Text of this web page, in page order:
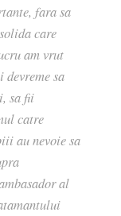
fara sa
care
am vrut
sa
sa fii
catre
au nevoie sa
al